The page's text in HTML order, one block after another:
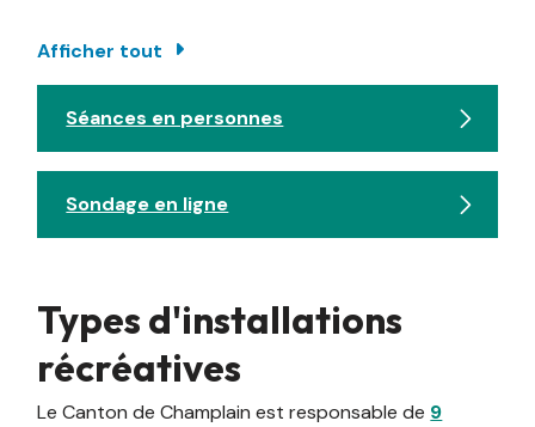
Afficher tout
Séances en personnes
Sondage en ligne
Types d'installations
récréatives
Le Canton de Champlain est responsable de 9